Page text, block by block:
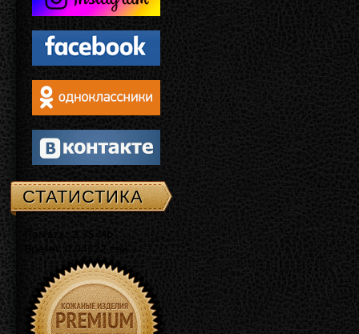
СТАТИСТИКА
Память: 3.75 Mb
Время: 0.04222 сек.